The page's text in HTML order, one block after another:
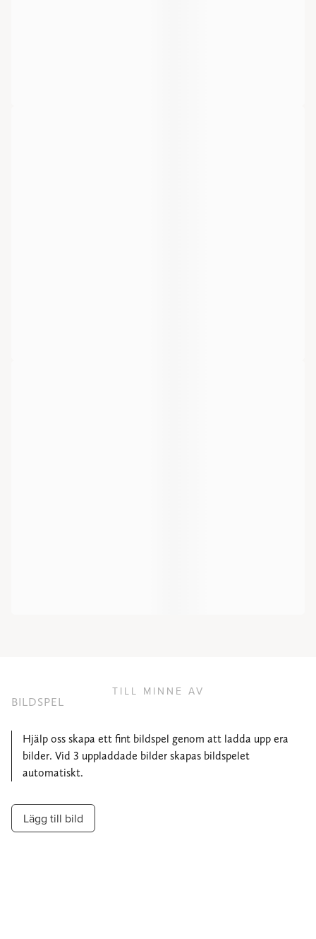
TILL MINNE AV
BILDSPEL
Hjälp oss skapa ett fint bildspel genom att ladda upp era
bilder. Vid 3 uppladdade bilder skapas bildspelet
automatiskt.
Lägg till bild